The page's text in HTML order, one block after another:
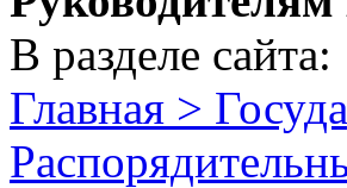
В разделе сайта:
Главная >